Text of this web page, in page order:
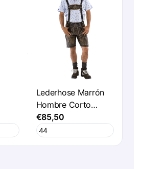
Lederhose Marrón
Hombre Corto
Antiguo
€85,50